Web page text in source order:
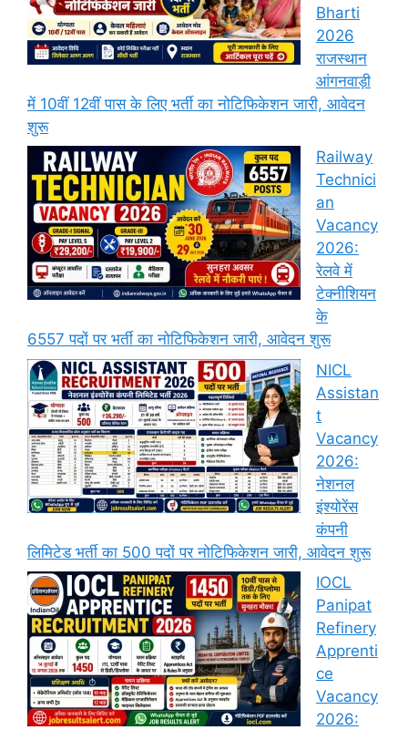
Bharti
2026
राजस्थान
आंगनवाड़ी
में 10वीं 12वीं पास के लिए भर्ती का नोटिफिकेशन जारी, आवेदन
शुरू
Railway
Technici
an
Vacancy
2026:
रेलवे में
टेक्नीशियन
के
6557 पदों पर भर्ती का नोटिफिकेशन जारी, आवेदन शुरू
NICL
Assistan
t
Vacancy
2026:
नेशनल
इंश्योरेंस
कंपनी
लिमिटेड भर्ती का 500 पदों पर नोटिफिकेशन जारी, आवेदन शुरू
IOCL
Panipat
Refinery
Apprenti
ce
Vacancy
2026: